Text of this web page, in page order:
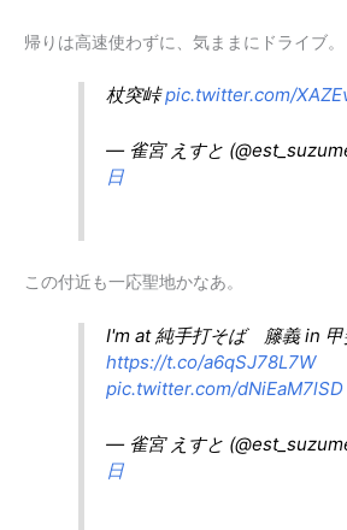
帰りは高速使わずに、気ままにドライブ。
杖突峠pic.twitter.com/
— 雀宮 えすと
日
この付近も一応聖地かなあ。
I'm at 純手打そば 籐義 in 甲
https://t.co/a6qSJ78L7W
pic.twitter.com/dNiEaM7lSD
— 雀宮 えすと
日